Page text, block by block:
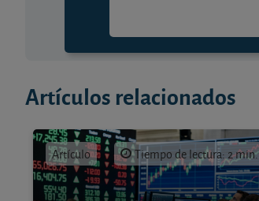
Artículos relacionados
Artículo Tiempo de lectura: 2 min.